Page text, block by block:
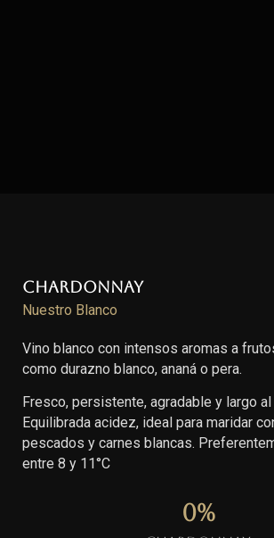
Chardonnay
Nuestro Blanco
Vino blanco con intensos aromas a
como durazno blanco, ananá o pera.
Fresco, persistente, agradable y largo al
Equilibrada acidez, ideal para maridar
pescados y carnes blancas.
entre 8 y 11°C
0%